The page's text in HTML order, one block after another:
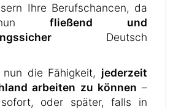
Ihre Berufschancen, da
fließend und
Deutsch
die Fähigkeit, jederzeit
arbeiten zu können –
oder später, falls in